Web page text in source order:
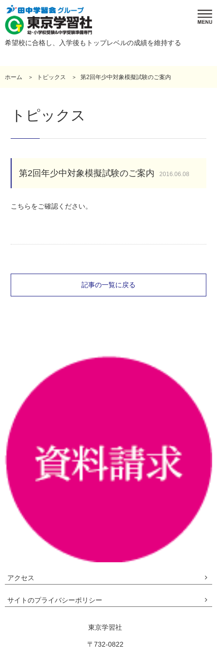
希望校に合格し、入学後もトップレベルの成績を維持する
ホーム トピックス 第2回年少中対象模擬試験のご案内
トピックス
第2回年少中対象模擬試験のご案内 2016.06.08
こちらをご確認ください。
記事の一覧に戻る
アクセス
サイトのプライバシーポリシー
東京学習社
〒732-0822